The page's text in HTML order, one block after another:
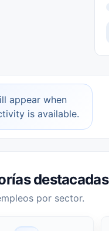
appear when
is available.
destacadas
por sector.